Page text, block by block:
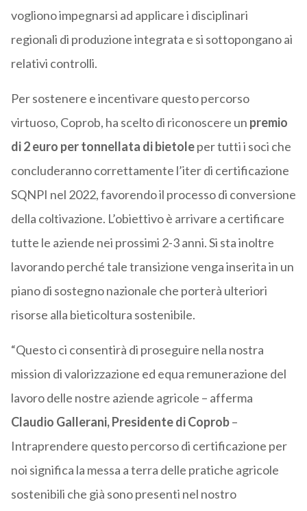
vogliono impegnarsi ad applicare i disciplinari
regionali di produzione integrata e si sottopongano ai
relativi controlli.
Per sostenere e incentivare questo percorso
virtuoso, Coprob, ha scelto di riconoscere un premio
di 2 euro per tonnellata di bietoleper tutti i soci che
concluderanno correttamente l’iter di certificazione
SQNPI nel 2022, favorendo il processo di conversione
della coltivazione. L’obiettivo è arrivare a certificare
tutte le aziende nei prossimi 2-3 anni. Si sta inoltre
lavorando perché tale transizione venga inserita in un
piano di sostegno nazionale che porterà ulteriori
risorse alla bieticoltura sostenibile.
“Questo ci consentirà di proseguire nella nostra
mission di valorizzazione ed equa remunerazione del
lavoro delle nostre aziende agricole – afferma
Claudio Gallerani, Presidente di Coprob–
Intraprendere questo percorso di certificazione per
noi significa la messa a terra delle pratiche agricole
sostenibili che già sono presenti nel nostro